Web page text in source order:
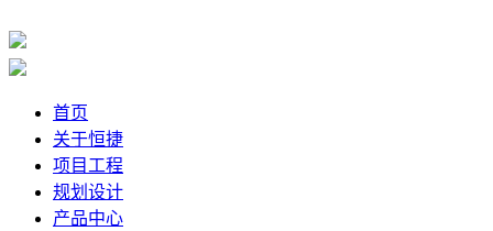
首页
关于恒捷
项目工程
规划设计
产品中心